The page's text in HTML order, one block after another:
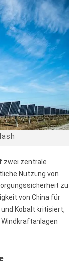
zwei zentrale
Nutzung von
zu
von China für
und Kobalt kritisiert,
Windkraftanlagen